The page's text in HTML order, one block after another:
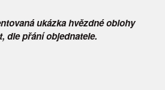
ukázka hvězdné oblohy
dle přání objednatele.